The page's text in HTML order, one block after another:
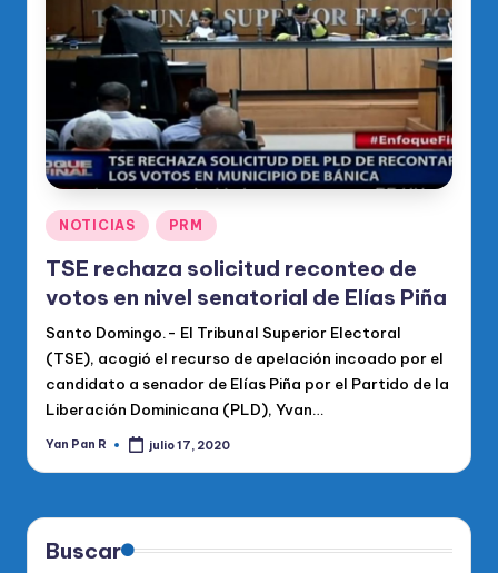
di
o
O
fi
ci
al
d
el
P
R
M
Publicado
en
NOTICIAS PRM
TSE rechaza solicitud reconteo de
votos en nivel senatorial de Elías Piña
Santo Domingo.- El Tribunal Superior Electoral
(TSE), acogió el recurso de apelación incoado por el
candidato a senador de Elías Piña por el Partido de la
Liberación Dominicana (PLD), Yvan…
Publicado
Yan Pan R julio 17, 2020
Buscar